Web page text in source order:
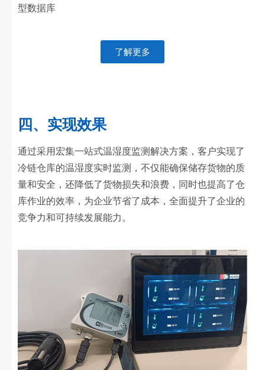
型数据库
了解更多
四、实现效果
通过采用宏集一站式温湿度监测解决方案，客户实现了
冷链仓库的温湿度实时监测，不仅能确保储存货物的质
量和安全，还降低了货物损失和浪费，同时也提高了仓
库作业的效率，为企业节省了成本，全面提升了企业的
竞争力和可持续发展能力。